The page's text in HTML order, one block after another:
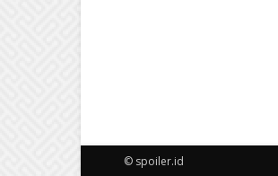
© spoiler.id